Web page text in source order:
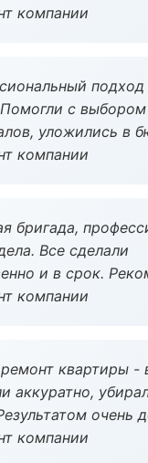
компании
подход
Помогли с выбором
уложились в
компании
бригада,
Все сделали
и в срок.
компании
квартиры -
аккуратно,
очень
компании